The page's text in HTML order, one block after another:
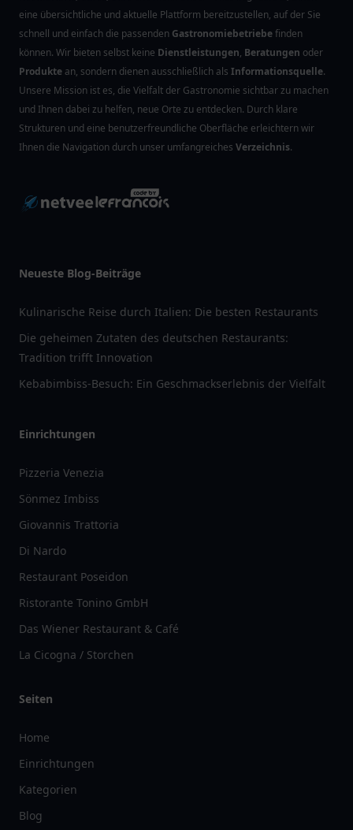
eine übersichtliche und aktuelle Plattform bereitzustellen, auf der Sie
schnell und einfach die passenden Gastronomiebetriebefinden
können. Wir bieten selbst keine Dienstleistungen, Beratungen oder
Produkte an, sondern dienen ausschließlich als Informationsquelle.
Unsere Mission ist es, die Vielfalt der Gastronomie sichtbar zu machen
und Ihnen dabei zu helfen, neue Orte zu entdecken. Durch klare
Strukturen und eine benutzerfreundliche Oberfläche erleichtern wir
Ihnen die Navigation durch unser umfangreiches Verzeichnis.
Neueste Blog-Beiträge
Kulinarische Reise durch Italien: Die besten Restaurants
Die geheimen Zutaten des deutschen Restaurants:
Tradition trifft Innovation
Kebabimbiss-Besuch: Ein Geschmackserlebnis der Vielfalt
Einrichtungen
Pizzeria Venezia
Sönmez Imbiss
Giovannis Trattoria
Di Nardo
Restaurant Poseidon
Ristorante Tonino GmbH
Das Wiener Restaurant & Café
La Cicogna / Storchen
Seiten
Home
Einrichtungen
Kategorien
Blog